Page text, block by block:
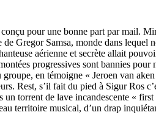
pour une bonne part par mail.
Gregor Samsa, monde dans
aérienne et secrète allait
progressives sont bannies
en témoigne « Jeroen van
Rest, s’il fait du pied à Sigur Ros
un torrent de lave incandescente «
territoire musical, d’un drap